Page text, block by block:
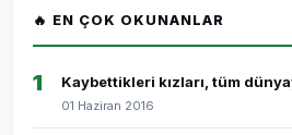
🔥 EN ÇOK OKUNANLAR
1 Kaybettikleri kızları, tüm
01 Haziran 2016